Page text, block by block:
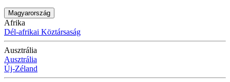
Magyarország
Afrika
Dél-afrikai Köztársaság
Ausztrália
Ausztrália
Új-Zéland